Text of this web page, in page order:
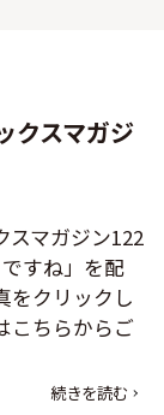
クスマガジ
スマガジン122
すね」を配
をクリックし
こちらからご
続きを読む